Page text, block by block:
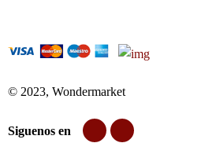
© 2023, Wondermarket
Siguenos en